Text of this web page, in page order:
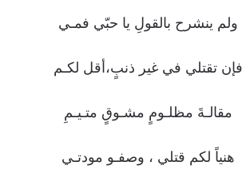
ولم ينشرح بالقولِ يا حبّي فمـي
فإن تقتلي في غير ذنبٍ،أقل لكـم
مقالـةَ مظلـومٍ مشـوقٍ متـيـمِ
هنياً لكم قتلي ، وصفـو مودتـي